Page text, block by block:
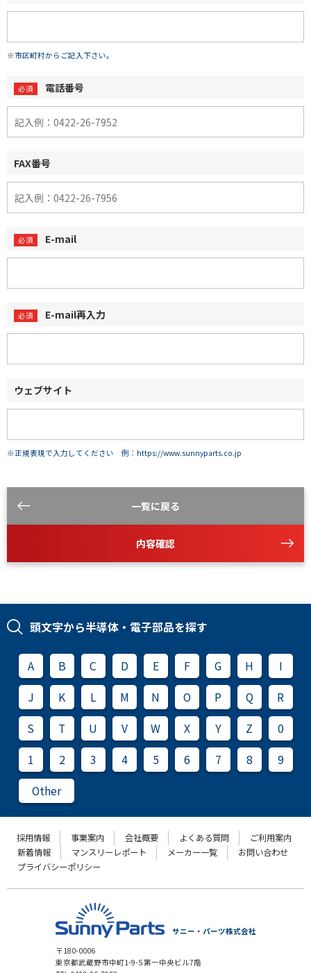
※市区町村からご記入下さい。
電話番号
FAX番号
E-mail
E-mail再入力
ウェブサイト
※正規表現で入力してください 例：https://www.sunnyparts.co.jp
一覧に戻る
内容確認
頭文字から半導体・電子部品を探す
A B C D E F G H
I
J
K L M N O P Q
R
S
T U V W X Y Z
0
1
2 3 4 5 6 7 8
9
Other
採用情報 事業案内 会社概要 よくある質問
ご利用案内
新着情報
マンスリーレポート メーカー一覧
お問い合わせ
プライバシーポリシー
サニー・パーツ株式会社
〒180-0006
東京都武蔵野市中町1-9-5 第一中央ビル7階